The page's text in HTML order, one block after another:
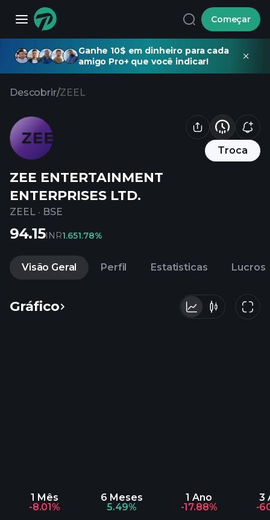
Começar
Ganhe 10$ em dinheiro para cada
amigo Pro+ que você indicar!
Descobrir/ZEEL
Troca
ZEE ENTERTAINMENT
ENTERPRISES LTD.
ZEEL · BSE
94.15INR1.651.78%
Visão Geral Perfil Estatisticas Lucros
Gráfico
1 Mês
-8.01%
6 Meses
5.49%
1 Ano
-17.88%
3
-